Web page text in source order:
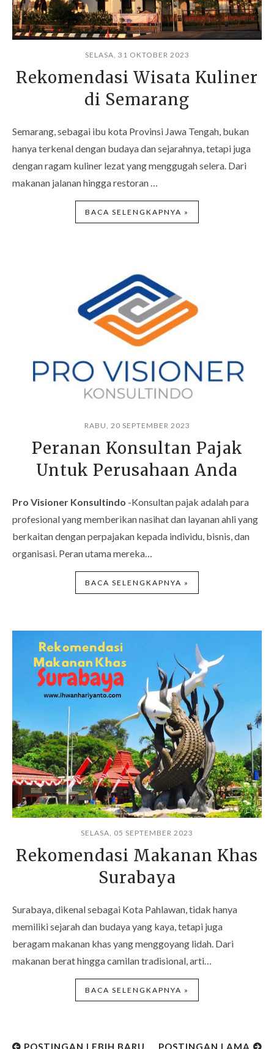
SELASA, 31 OKTOBER 2023
Rekomendasi Wisata Kuliner
di Semarang
Semarang, sebagai ibu kota Provinsi Jawa Tengah, bukan
hanya terkenal dengan budaya dan sejarahnya, tetapi juga
dengan ragam kuliner lezat yang menggugah selera. Dari
makanan jalanan hingga restoran …
BACA SELENGKAPNYA »
RABU, 20 SEPTEMBER 2023
Peranan Konsultan Pajak
Untuk Perusahaan Anda
Pro Visioner Konsultindo -Konsultan pajak adalah para
profesional yang memberikan nasihat dan layanan ahli yang
berkaitan dengan perpajakan kepada individu, bisnis, dan
organisasi. Peran utama mereka…
BACA SELENGKAPNYA »
SELASA, 05 SEPTEMBER 2023
Rekomendasi Makanan Khas
Surabaya
Surabaya, dikenal sebagai Kota Pahlawan, tidak hanya
memiliki sejarah dan budaya yang kaya, tetapi juga
beragam makanan khas yang menggoyang lidah. Dari
makanan berat hingga camilan tradisional, arti…
BACA SELENGKAPNYA »
POSTINGAN LEBIH BARU POSTINGAN LAMA